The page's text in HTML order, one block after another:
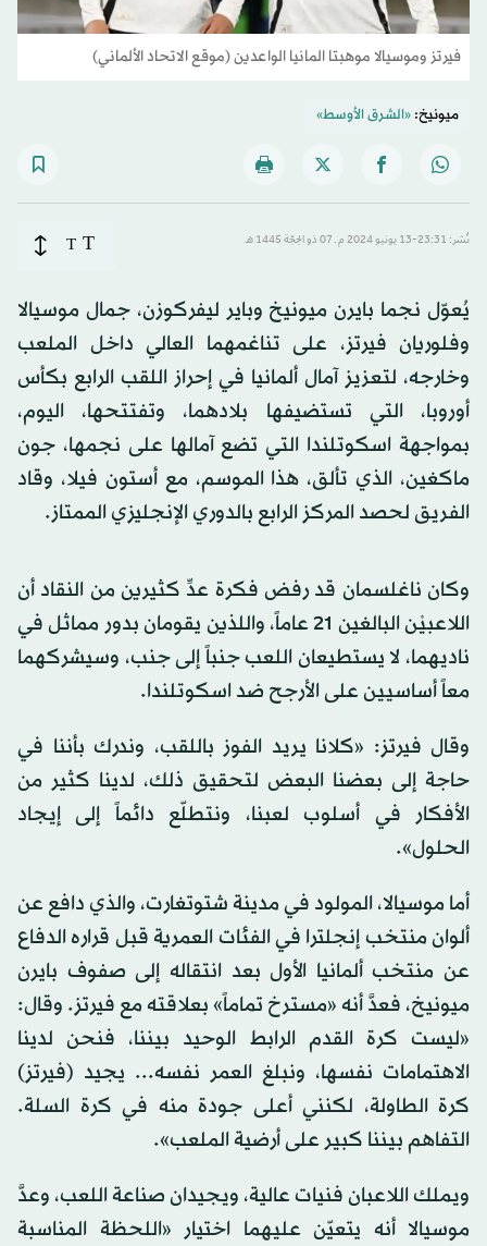
فيرتز وموسيالا موهبتا المانيا الواعدين (موقع الاتحاد الألماني)
ميونيخ:«الشرق الأوسط»
نُشر: 23:31-13 يونيو 2024 م ـ 07 ذو الحِجّة 1445 هـ T
T
يُعوّل نجما بايرن ميونيخ وباير ليفركوزن، جمال موسيالا
وفلوريان فيرتز، على تناغمهما العالي داخل الملعب
وخارجه، لتعزيز آمال ألمانيا في إحراز اللقب الرابع بكأس
أوروبا، التي تستضيفها بلادهما، وتفتتحها، اليوم،
بمواجهة اسكوتلندا التي تضع آمالها على نجمها، جون
ماكغين، الذي تألق، هذا الموسم، مع أستون فيلا، وقاد
الفريق لحصد المركز الرابع بالدوري الإنجليزي الممتاز.
وكان ناغلسمان قد رفض فكرة عدِّ كثيرين من النقاد أن
اللاعبيْن البالغين 21 عاماً، واللذين يقومان بدور مماثل في
ناديهما، لا يستطيعان اللعب جنباً إلى جنب، وسيشركهما
معاً أساسيين على الأرجح ضد اسكوتلندا.
وقال فيرتز: «كلانا يريد الفوز باللقب، وندرك بأننا في
حاجة إلى بعضنا البعض لتحقيق ذلك، لدينا كثير من
الأفكار في أسلوب لعبنا، ونتطلّع دائماً إلى إيجاد
الحلول».
أما موسيالا، المولود في مدينة شتوتغارت، والذي دافع عن
ألوان منتخب إنجلترا في الفئات العمرية قبل قراره الدفاع
عن منتخب ألمانيا الأول بعد انتقاله إلى صفوف بايرن
ميونيخ، فعدَّ أنه «مسترخ تماماً» بعلاقته مع فيرتز. وقال:
«ليست كرة القدم الرابط الوحيد بيننا، فنحن لدينا
الاهتمامات نفسها، ونبلغ العمر نفسه... يجيد (فيرتز)
كرة الطاولة، لكنني أعلى جودة منه في كرة السلة.
التفاهم بيننا كبير على أرضية الملعب».
ويملك اللاعبان فنيات عالية، ويجيدان صناعة اللعب، وعدَّ
موسيالا أنه يتعيّن عليهما اختيار «اللحظة المناسبة